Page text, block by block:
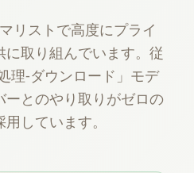
リストで高度にプライ
取り組んでいます。従
理-ダウンロード」モデ
とのやり取りがゼロの
しています。